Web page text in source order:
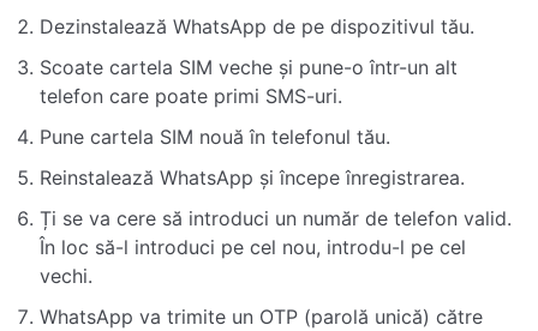
Dezinstalează WhatsApp de pe dispozitivul tău.
Scoate cartela SIM veche și pune-o într-un alt
telefon care poate primi SMS-uri.
Pune cartela SIM nouă în telefonul tău.
Reinstalează WhatsApp și începe înregistrarea.
Ți se va cere să introduci un număr de telefon valid.
În loc să-l introduci pe cel nou, introdu-l pe cel
vechi.
WhatsApp va trimite un OTP (parolă unică) către